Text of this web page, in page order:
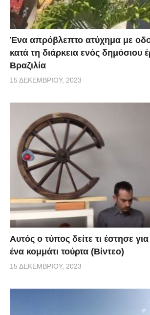
Ένα απρόβλεπτο ατύχημα με
κατά τη διάρκεια ενός δημόσιου
Βραζιλία
15 ΔΕΚΕΜΒΡΊΟΥ, 2023
Αυτός ο τύπος δείτε τι έστησε
ένα κομμάτι τούρτα (Βίντεο)
15 ΔΕΚΕΜΒΡΊΟΥ, 2023